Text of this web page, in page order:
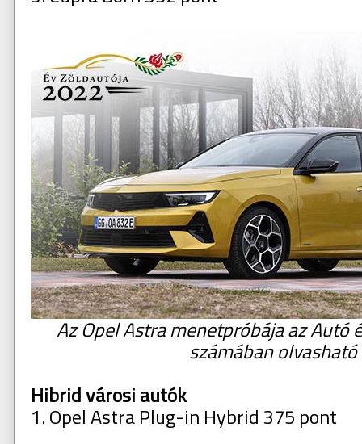
Az Opel Astra menetpróbája az Autó
számában olvasható
Hibrid városi autók
1. Opel Astra Plug-in Hybrid 375 pont